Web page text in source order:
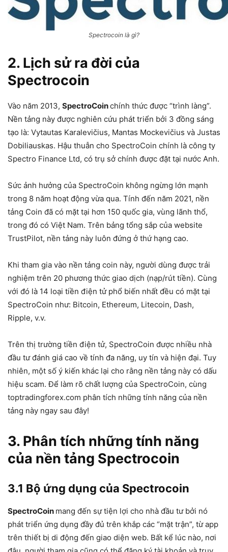
Spectrocoin là gì?
2. Lịch sử ra đời của
Spectrocoin
Vào năm 2013, SpectroCoinchính thức được “trình làng”.
Nền tảng này được nghiên cứu phát triển bởi 3 đồng sáng
tạo là: Vytautas Karalevičius, Mantas Mockevičius và Justas
Dobiliauskas. Hậu thuẫn cho SpectroCoin chính là công ty
Spectro Finance Ltd, có trụ sở chính được đặt tại nước Anh.
Sức ảnh hưởng của SpectroCoin không ngừng lớn mạnh
trong 8 năm hoạt động vừa qua. Tính đến năm 2021, nền
tảng Coin đã có mặt tại hơn 150 quốc gia, vùng lãnh thổ,
trong đó có Việt Nam. Trên bảng tổng sắp của website
TrustPilot, nền tảng này luôn đứng ở thứ hạng cao.
Khi tham gia vào nền tảng coin này, người dùng được trải
nghiệm trên 20 phương thức giao dịch (nạp/rút tiền). Cùng
với đó là 14 loại tiền điện tử phổ biến nhất đều có mặt tại
SpectroCoin như: Bitcoin, Ethereum, Litecoin, Dash,
Ripple, v.v.
Trên thị trường tiền điện tử, SpectroCoin được nhiều nhà
đầu tư đánh giá cao về tính đa năng, uy tín và hiện đại. Tuy
nhiên, một số ý kiến khác lại cho rằng nền tảng này có dấu
hiệu scam. Để làm rõ chất lượng của SpectroCoin, cùng
toptradingforex.com phân tích những tính năng của nền
tảng này ngay sau đây!
3. Phân tích những tính năng
của nền tảng Spectrocoin
3.1 Bộ ứng dụng của Spectrocoin
SpectroCoin mang đến sự tiện lợi cho nhà đầu tư bởi nó
phát triển ứng dụng đầy đủ trên khắp các “mặt trận”, từ app
trên thiết bị di động đến giao diện web. Bất kể lúc nào, nơi